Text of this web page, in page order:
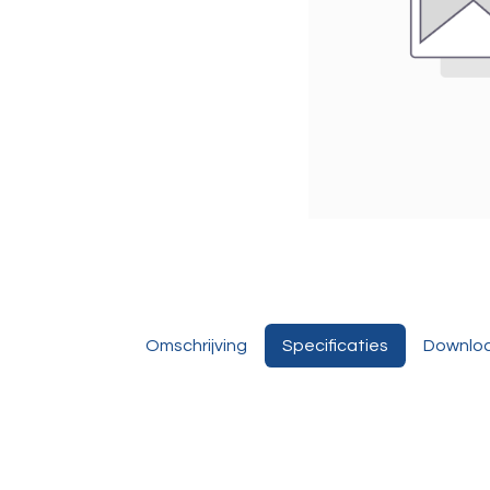
Omschrijving Specificaties